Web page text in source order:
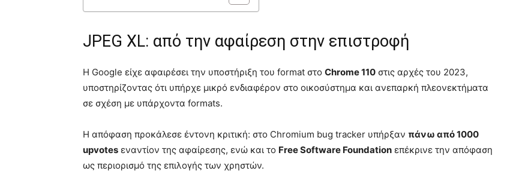
JPEG XL: από την αφαίρεση στην επιστροφή
Η Google είχε αφαιρέσει την υποστήριξη του format στο Chrome 110 στις αρχές του 2023,
υποστηρίζοντας ότι υπήρχε μικρό ενδιαφέρον στο οικοσύστημα και ανεπαρκή πλεονεκτήματα
σε σχέση με υπάρχοντα formats.
Η απόφαση προκάλεσε έντονη κριτική: στο Chromium bug tracker υπήρξαν πάνω από 1000
upvotes εναντίον της αφαίρεσης, ενώ και το Free Software Foundation επέκρινε την απόφαση
ως περιορισμό της επιλογής των χρηστών.